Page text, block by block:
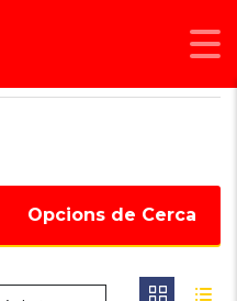
Opcions de Cerca